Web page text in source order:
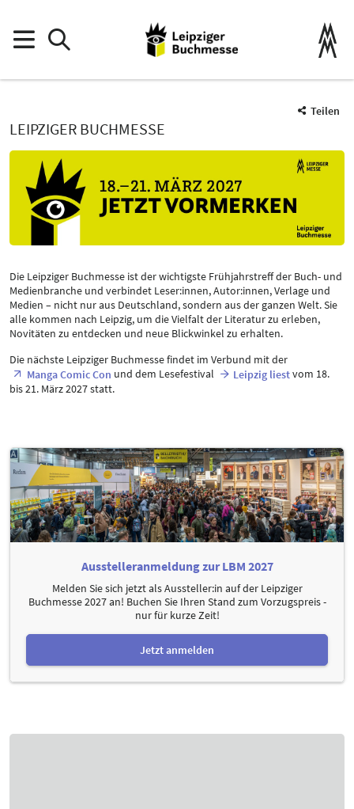
Teilen
LEIPZIGER BUCHMESSE
Die Leipziger Buchmesse ist der wichtigste Frühjahrstreff der Buch- und
Medienbranche und verbindet Leser:innen, Autor:innen, Verlage und
Medien – nicht nur aus Deutschland, sondern aus der ganzen Welt. Sie
alle kommen nach Leipzig, um die Vielfalt der Literatur zu erleben,
Novitäten zu entdecken und neue Blickwinkel zu erhalten.
Die nächste Leipziger Buchmesse findet im Verbund mit der
Manga Comic Con und dem Lesefestival Leipzig liestvom 18.
bis 21. März 2027 statt.
Ausstelleranmeldung zur LBM 2027
Melden Sie sich jetzt als Aussteller:in auf der Leipziger
Buchmesse 2027 an! Buchen Sie Ihren Stand zum Vorzugspreis -
nur für kurze Zeit!
Jetzt anmelden